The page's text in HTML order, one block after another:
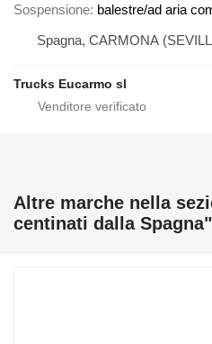
Sospensione balestre/ad aria
Spagna, CARMONA
Trucks Eucarmo sl
Altre marche nella
centinati dalla Spagna"